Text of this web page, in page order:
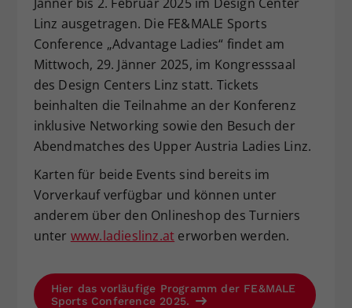
Linz ausgetragen. Die FE&MALE Sports
Conference „Advantage Ladies“ findet am
Mittwoch, 29. Jänner 2025, im Kongresssaal
des Design Centers Linz statt. Tickets
beinhalten die Teilnahme an der Konferenz
inklusive Networking sowie den Besuch der
Abendmatches des Upper Austria Ladies Linz.
Karten für beide Events sind bereits im
Vorverkauf verfügbar und können unter
anderem über den Onlineshop des Turniers
unter www.ladieslinz.at erworben werden.
Hier das vorläufige Programm der FE&MALE
Sports Conference 2025.